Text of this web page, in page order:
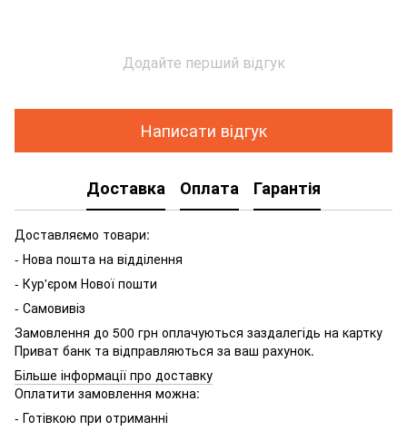
Додайте перший відгук
Написати відгук
Доставка Оплата Гарантія
Доставляємо товари:
- Нова пошта на відділення
- Кур'єром Нової пошти
- Самовивіз
Замовлення до 500 грн оплачуються заздалегідь на картку
Приват банк та відправляються за ваш рахунок.
Більше інформації про доставку
Оплатити замовлення можна:
- Готівкою при отриманні